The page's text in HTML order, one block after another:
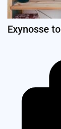
Exynosse